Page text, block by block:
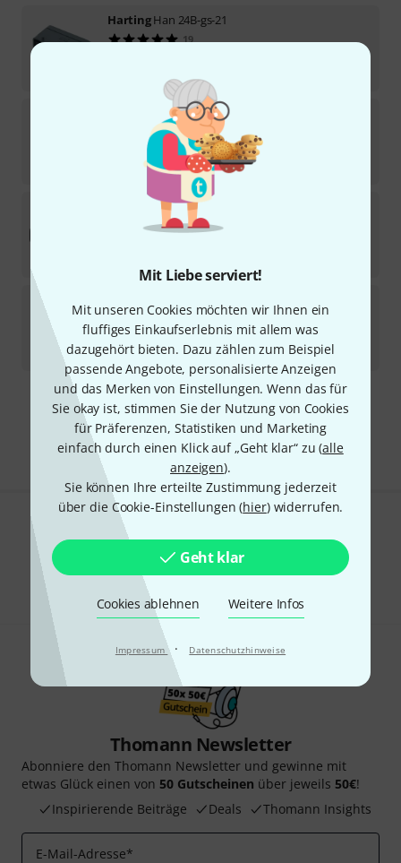
Mit Liebe serviert!
Mit unseren Cookies möchten wir Ihnen ein
fluffiges Einkaufserlebnis mit allem was
dazugehört bieten. Dazu zählen zum Beispiel
passende Angebote, personalisierte Anzeigen
und das Merken von Einstellungen. Wenn das für
Sie okay ist, stimmen Sie der Nutzung von Cookies
für Präferenzen, Statistiken und Marketing
einfach durch einen Klick auf „Geht klar“ zu (alle
anzeigen).
Sie können Ihre erteilte Zustimmung jederzeit
über die Cookie-Einstellungen (hier) widerrufen.
Geht klar
Cookies ablehnen Weitere Infos
Impressum · Datenschutzhinweise
HartingHan 24B-gs-21
19
Pressure Screw PG 29
11
Sofort lieferbar
€
Rack Panel 2U 1x Harting B24
23
13
Auf Anfrage
1,90 €
Kostenloser Versand ab 29 €
Alle Preise inkl. MwSt.
Gefällt Ihnen, was Sie sehen?
Hilfe & Feedback
Thomann Newsletter
Abonniere den Thomann Newsletter und gewinne mit
etwas Glück einen von 50 Gutscheinen über jeweils 50€!
Inspirierende Beiträge
Deals Thomann Insights
E-Mail-Adresse*